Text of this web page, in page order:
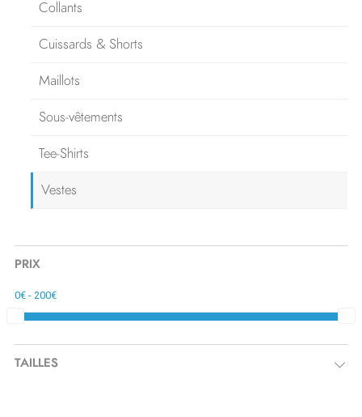
Collants
Cuissards & Shorts
Maillots
Sous-vêtements
Tee-Shirts
Vestes
PRIX
TAILLES